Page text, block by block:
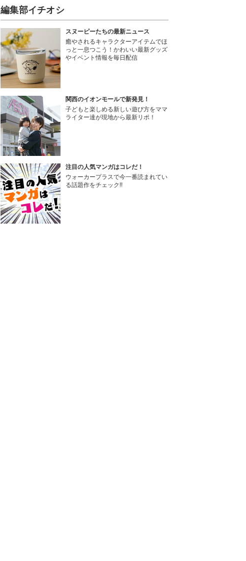
編集部イチオシ
スヌーピーたちの最新ニュース
癒やされるキャラクターアイテムでほ
っと一息つこう！かわいい最新グッズ
やイベント情報を毎日配信
関西のイオンモールで新発見！
子どもと楽しめる新しい遊び方をママ
ライター達が現地から最新リポ！
注目の人気マンガはコレだ！
ウォーカープラスで今一番読まれてい
る話題作をチェック!!